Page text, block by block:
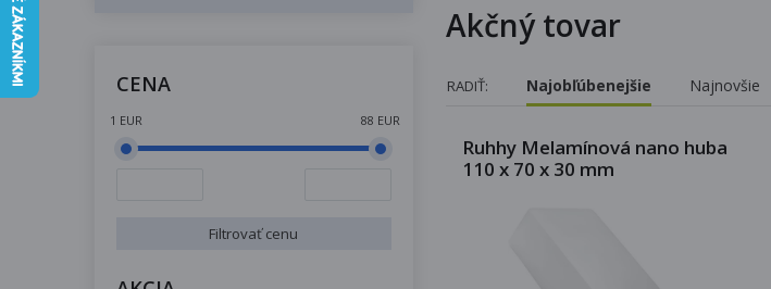
CENA
1 EUR 88 EUR
Filtrovať cenu
Akčný tovar
RADIŤ: Najobľúbenejšie Najnovšie
Ruhhy Melamínová nano huba
110 x 70 x 30 mm